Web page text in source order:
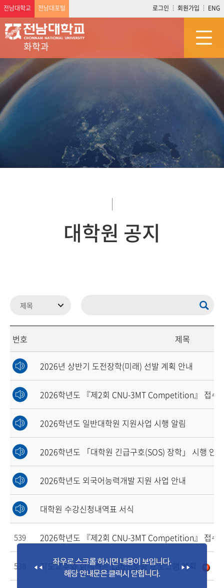
전남대학교 전남대포털 로그인 회원가입 ENG
화학과
대학원 공지
번호 제목
2026년 상반기 도전장학(미래) 선발 계획 안내
2026학년도 『제2회 CNU-3MT Competition』 접수
2026학년도 일반대학원 지원사업 시행 알림
2026학년도 「대학원 긴급구호(SOS) 장학」 시행 안내
2026학년도 외국어능력개발 지원 사업 안내
대학원 수강신청내역표 서식
539 2026학년도 『제2회 CNU-3MT Competition』 접수
538 지도교수와 함께하는 Lab멘토링 프로그램 계획